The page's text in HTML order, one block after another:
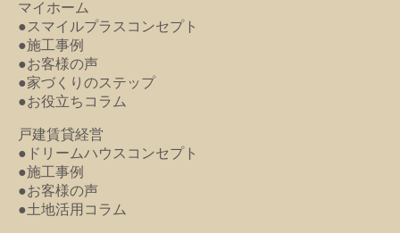
マイホーム
●スマイルプラスコンセプト
●施工事例
●お客様の声
●家づくりのステップ
●お役立ちコラム
戸建賃貸経営
●ドリームハウスコンセプト
●施工事例
●お客様の声
●土地活用コラム